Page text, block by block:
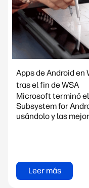
Apps de Android
tras el fin de WSA
Microsoft terminó
Subsystem for
usándolo y las
Leer más